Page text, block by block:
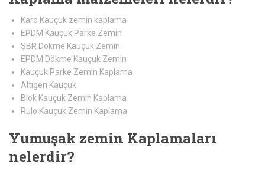
Karo Kauçuk zemin kaplama
EPDM Kauçuk Parke Zemin
SBR Dökme Kauçuk Zemin
EPDM Dökme Kauçuk Zemin
Kauçuk Parke Zemin Kaplama
Altıgen Kauçuk
Blok Kauçuk Zemin Kaplama
Rulo Kauçuk Zemin Kaplama
Yumuşak zemin Kaplamaları
nelerdir?